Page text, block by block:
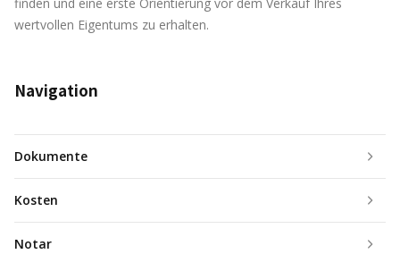
wertvollen Eigentums zu erhalten.
Navigation
Dokumente
Kosten
Notar